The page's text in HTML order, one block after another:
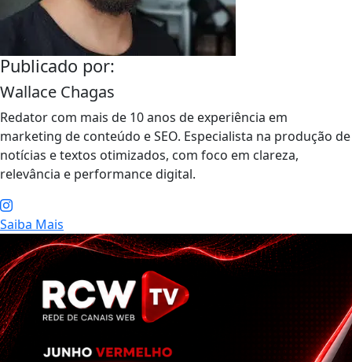
Publicado por:
Wallace Chagas
Redator com mais de 10 anos de experiência em
marketing de conteúdo e SEO. Especialista na produção de
notícias e textos otimizados, com foco em clareza,
relevância e performance digital.
Saiba Mais